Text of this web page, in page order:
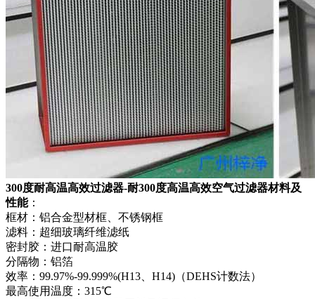
300度耐高温高效过滤器-耐300度高温高效空气过滤器材料及
性能：
框材：铝合金型材框、不锈钢框
滤料：超细玻璃纤维滤纸
密封胶：进口耐高温胶
分隔物：铝箔
效率：99.97%-99.999%(H13、H14)（DEHS计数法）
最高使用温度：315℃